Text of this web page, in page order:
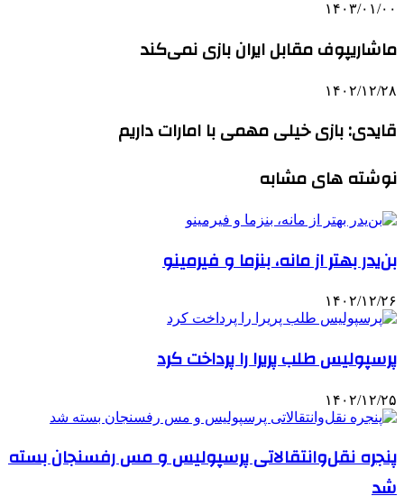
۱۴۰۳/۰۱/۰۰
ماشاریپوف مقابل ایران بازی نمی‌کند
۱۴۰۲/۱۲/۲۸
قایدی: بازی خیلی مهمی با امارات داریم
نوشته های مشابه
بن‌یدر بهتر از مانه، بنزما و فیرمینو
۱۴۰۲/۱۲/۲۶
پرسپولیس طلب پریرا را پرداخت کرد
۱۴۰۲/۱۲/۲۵
پنجره نقل‌وانتقالاتی پرسپولیس و مس رفسنجان بسته
شد